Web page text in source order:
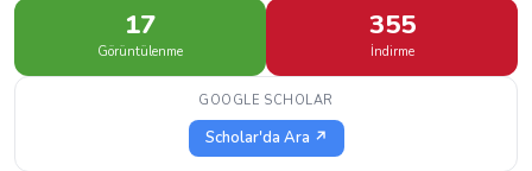
17
Görüntülenme
355
İndirme
GOOGLE SCHOLAR
Scholar'da Ara ↗